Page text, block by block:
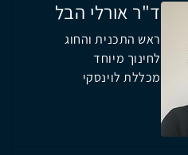
ד"ר אורלי הבל
ראש התכנית והחוג
לחינוך מיוחד
מכללת לוינסקי